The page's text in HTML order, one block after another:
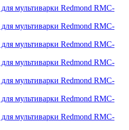
для мультиварки Redmond RMC-
для мультиварки Redmond RMC-
для мультиварки Redmond RMC-
для мультиварки Redmond RMC-
для мультиварки Redmond RMC-
для мультиварки Redmond RMC-
для мультиварки Redmond RMC-